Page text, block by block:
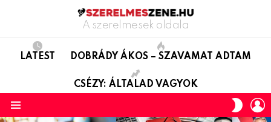
A szerelmesek oldala
LATEST DOBRÁDY ÁKOS – SZAVAMAT ADTAM
CSÉZY: ÁLTALAD VAGYOK
SKIN